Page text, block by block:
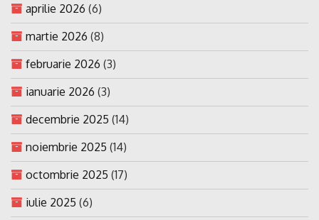
aprilie 2026 (6)
martie 2026 (8)
februarie 2026 (3)
ianuarie 2026 (3)
decembrie 2025 (14)
noiembrie 2025 (14)
octombrie 2025 (17)
iulie 2025 (6)